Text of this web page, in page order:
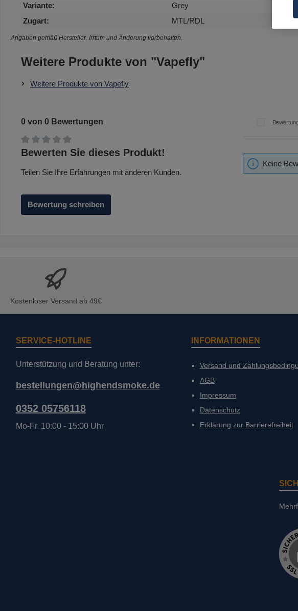
Variante:
Grey
Zugart:
MTL/RDL
Angaben gemäß Hersteller. Irrtum und Änderung vorbehalten.
Weitere Produkte von "Vapefly"
Weitere Produkte von Vapefly
0 von 0 Bewertungen
Durchschnittliche Bewertung von 0 von 5 Sternen
Bewerten Sie dieses Produkt!
Teilen Sie Ihre Erfahrungen mit anderen Kunden.
Bewertung schreiben
Keine
Kostenloser Versand ab 49€
SERVICE-HOTLINE
Unterstützung und Beratung unter:
bestellungen@highendsmoke.de
0352 05756118
Mo-Fr, 10:00 - 15:00 Uhr
INFORMATIONEN
Versand und
AGB
Impressum
Datenschutz
Erklärung zur Barrierefreiheit